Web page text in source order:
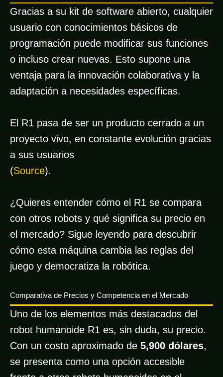
Gracias a su kit de software abierto, cualquier
usuario con conocimientos básicos de
programación puede modificar sus funciones
o incluso crear nuevas. Esto supone una
ventaja para la innovación colaborativa y la
adaptación a necesidades específicas.
El R1 pasa de ser un producto cerrado a un
proyecto vivo, en constante evolución gracias
a sus usuarios
(Source).
¿Quieres entender cómo el R1 se compara
con otros robots y qué significa su precio en
el mercado? Sigue leyendo para descubrir
cómo esta máquina cambia las reglas del
juego y democratiza la robótica.
Comparativa de Precios y Competencia en el Mercado
Uno de los elementos más destacados del
robot humanoide R1 es, sin duda, su precio.
Con un costo aproximado de 5,900 dólares,
se presenta como una opción accesible